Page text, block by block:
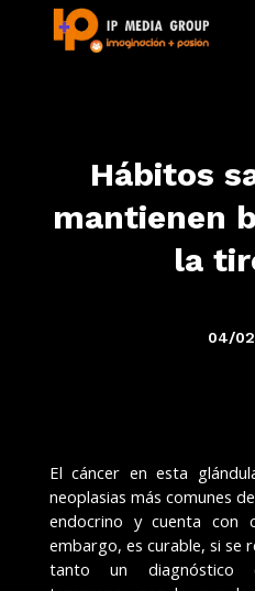
Hábitos
mantienen
la
04/
El cáncer en esta
neoplasias más comunes
endocrino y cuenta con
embargo, es curable, si se
tanto un diagnóstico